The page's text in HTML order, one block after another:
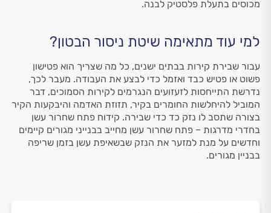
מכוסים בתעלת פלסטיק לבנה.
למי עוד מתאימה שיטת ניסור הבטון?
עבור שבירת קירות בבתים ישנים, כל מה שצריך הוא פטישון
פשוט או פטיש כבד ואזמל כדי לבצע את העבודה. מעבר לכך,
נדרשת התייחסות לזעזועים הנגרמים לקירות הסמוכים, דבר
המוביל להיחלשות החומרים בקיר, תזוזת האדמה והיבקעות הקיר
בצורה שתסב לו נזק כד כדי שבירה. קידוח פתח שחרור עשן
בחדרי מדרגות – פתח שחרור עשן מחייב בבנייני מגורים קיימים
וחדשים על מנת למזער את הנזק שבשאיפת עשן בזמן שריפה
בבניין מגורים.